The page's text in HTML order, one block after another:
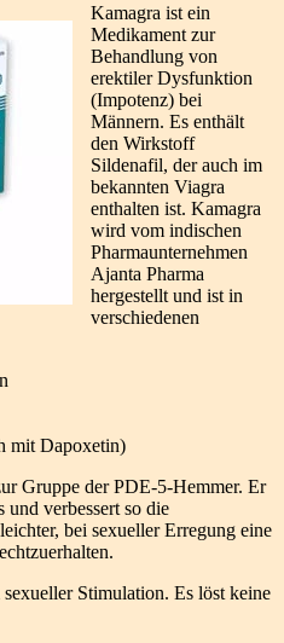
Kamagra ist ein
Medikament zur
Behandlung von
erektiler Dysfunktion
(Impotenz) bei
Männern. Es enthält
den Wirkstoff
Sildenafil, der auch im
bekannten Viagra
enthalten ist. Kamagra
wird vom indischen
Pharmaunternehmen
Ajanta Pharma
hergestellt und ist in
verschiedenen
mit Dapoxetin)
Gruppe der PDE-5-Hemmer. Er
verbessert so die
bei sexueller Erregung eine
Stimulation. Es löst keine